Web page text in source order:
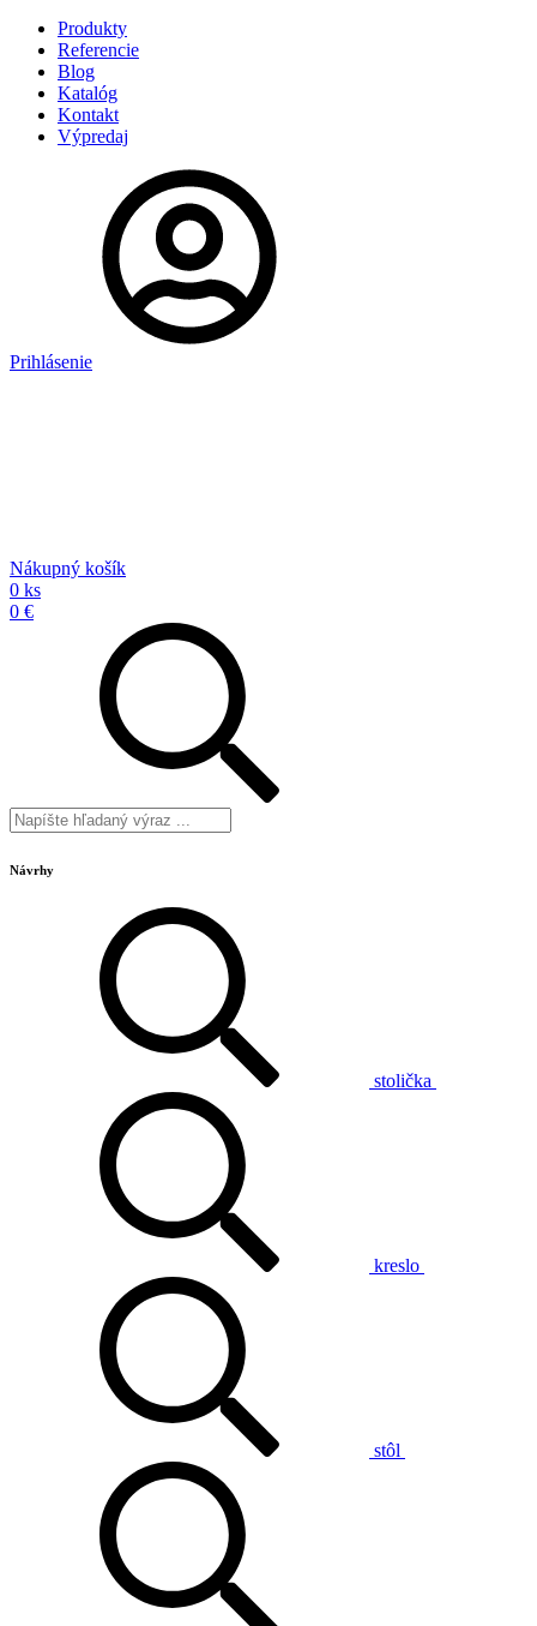
Produkty
Referencie
Blog
Katalóg
Kontakt
Výpredaj
Prihlásenie
Nákupný košík
0 ks
0 €
Návrhy
stolička
kreslo
stôl